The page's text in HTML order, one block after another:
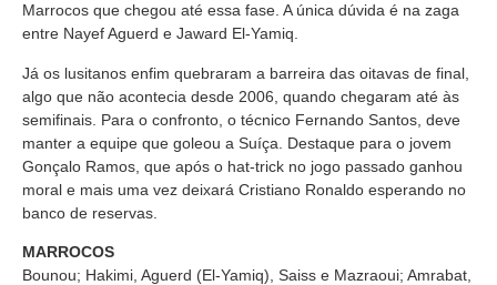
Marrocos que chegou até essa fase. A única dúvida é na zaga
entre Nayef Aguerd e Jaward El-Yamiq.
Já os lusitanos enfim quebraram a barreira das oitavas de final,
algo que não acontecia desde 2006, quando chegaram até às
semifinais. Para o confronto, o técnico Fernando Santos, deve
manter a equipe que goleou a Suíça. Destaque para o jovem
Gonçalo Ramos, que após o hat-trick no jogo passado ganhou
moral e mais uma vez deixará Cristiano Ronaldo esperando no
banco de reservas.
MARROCOS
Bounou; Hakimi, Aguerd (El-Yamiq), Saiss e Mazraoui; Amrabat,